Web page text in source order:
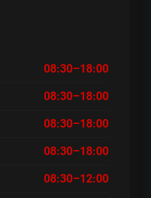
08:30–18:00
08:30–18:00
08:30–18:00
08:30–18:00
08:30–12:00